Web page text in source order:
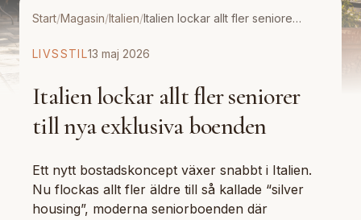
Start/Magasin/Italien/ Italien lockar allt fler seniorer till nya exklusiva boenden
LIVSSTIL13 maj 2026
Italien lockar allt fler seniorer
till nya exklusiva boenden
Ett nytt bostadskoncept växer snabbt i Italien.
Nu flockas allt fler äldre till så kallade “silver
housing”, moderna seniorboenden där